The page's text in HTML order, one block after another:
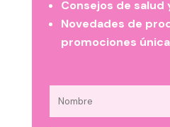
Consejos de salud
Novedades de
promociones